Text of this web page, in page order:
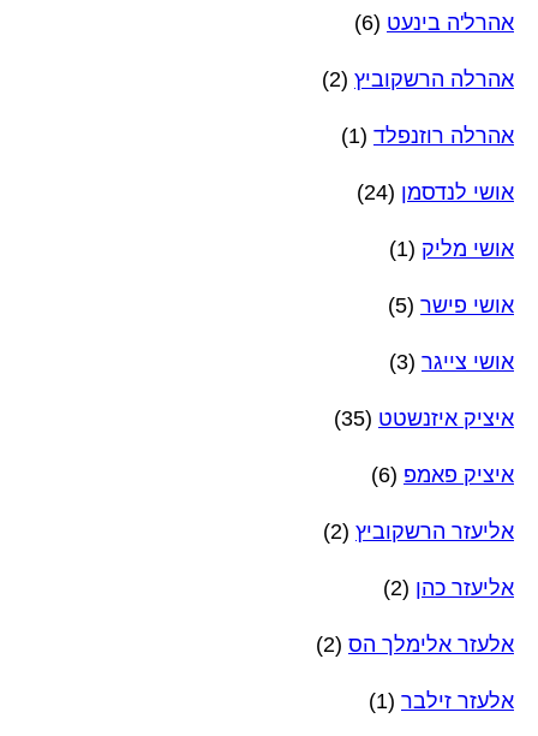
אהרל'ה בינעט (6)
אהרלה הרשקוביץ (2)
אהרלה רוזנפלד (1)
אושי לנדסמן (24)
אושי מליק (1)
אושי פישר (5)
אושי צייגר (3)
איציק איזנשטט (35)
איציק פאמפ (6)
אליעזר הרשקוביץ (2)
אליעזר כהן (2)
אלעזר אלימלך הס (2)
אלעזר זילבר (1)